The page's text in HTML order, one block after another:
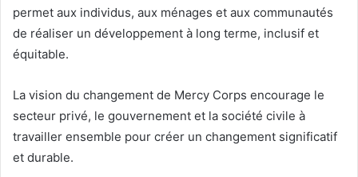
permet aux individus, aux ménages et aux communautés
de réaliser un développement à long terme, inclusif et
équitable.
La vision du changement de Mercy Corps encourage le
secteur privé, le gouvernement et la société civile à
travailler ensemble pour créer un changement significatif
et durable.